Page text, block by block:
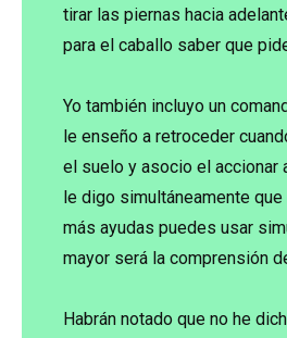
tirar las piernas hacia
para el caballo saber que
Yo también incluyo un
le enseño a retroceder
el suelo y asocio el accionar
le digo simultáneamente que
más ayudas puedes usar
mayor será la comprensión
Habrán notado que no he